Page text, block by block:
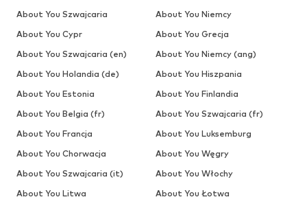
About You Szwajcaria
About You Niemcy
About You Cypr
About You Grecja
About You Szwajcaria (en)
About You Niemcy (ang)
About You Holandia (de)
About You Hiszpania
About You Estonia
About You Finlandia
About You Belgia (fr)
About You Szwajcaria (fr)
About You Francja
About You Luksemburg
About You Chorwacja
About You Węgry
About You Szwajcaria (it)
About You Włochy
About You Litwa
About You Łotwa